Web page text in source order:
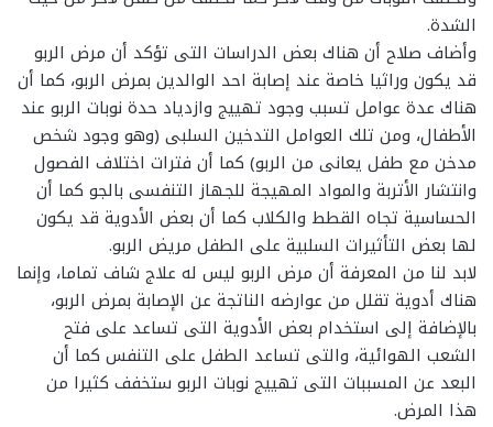
الشدة.
وأضاف صلاح أن هناك بعض الدراسات التى تؤكد أن مرض الربو
قد يكون وراثيا خاصة عند إصابة احد الوالدين بمرض الربو، كما أن
هناك عدة عوامل تسبب وجود تهييج وازدياد حدة نوبات الربو عند
الأطفال، ومن تلك العوامل التدخين السلبى (وهو وجود شخص
مدخن مع طفل يعانى من الربو) كما أن فترات اختلاف الفصول
وانتشار الأتربة والمواد المهيجة للجهاز التنفسى بالجو كما أن
الحساسية تجاه القطط والكلاب كما أن بعض الأدوية قد يكون
لها بعض التأثيرات السلبية على الطفل مريض الربو.
لابد لنا من المعرفة أن مرض الربو ليس له علاج شاف تماما، وإنما
هناك أدوية تقلل من عوارضه الناتجة عن الإصابة بمرض الربو،
بالإضافة إلى استخدام بعض الأدوية التى تساعد على فتح
الشعب الهوائية، والتى تساعد الطفل على التنفس كما أن
البعد عن المسببات التى تهييج نوبات الربو ستخفف كثيرا من
هذا المرض.